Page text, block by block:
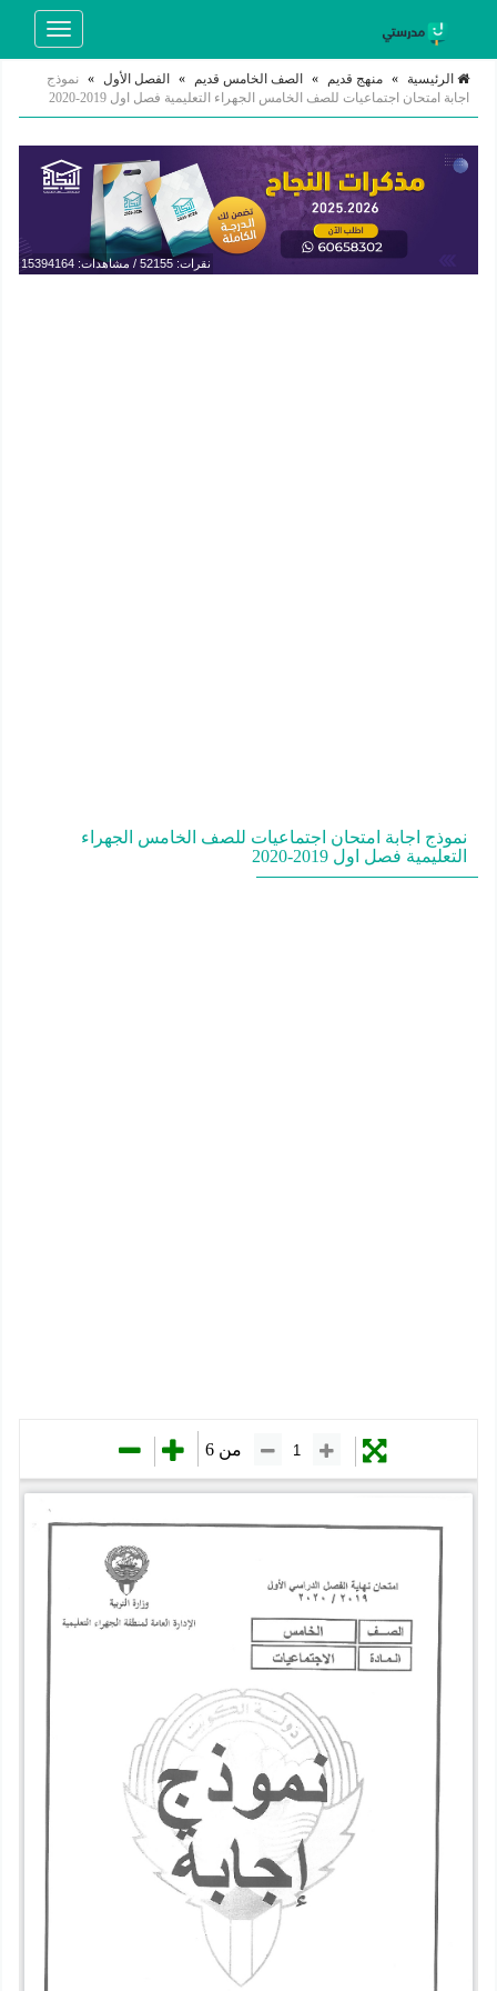
Toggle
الرئيسية » منهج قديم » الصف الخامس قديم » الفصل الأول » نموذج
اجابة امتحان اجتماعيات للصف الخامس الجهراء التعليمية فصل اول 2019-2020
نقرات: 52155 / مشاهدات: 15394164
نموذج اجابة امتحان اجتماعيات للصف الخامس الجهراء
التعليمية فصل اول 2019-2020